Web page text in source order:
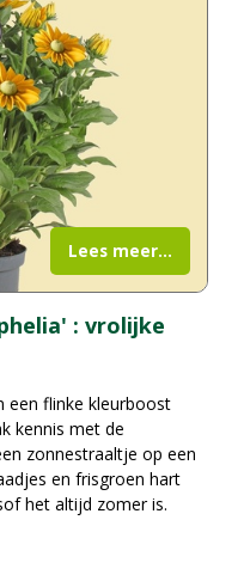
: vrolijke
een flinke kleurboost
kennis met de
zonnestraaltje op een
en frisgroen hart
het altijd zomer is.
Lees meer...